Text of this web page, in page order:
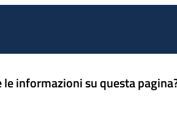
informazioni su questa